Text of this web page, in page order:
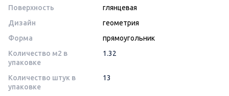
Поверхность
глянцевая
Дизайн
геометрия
Форма
прямоугольник
Количество м2 в
упаковке
1.32
Количество штук в
упаковке
13